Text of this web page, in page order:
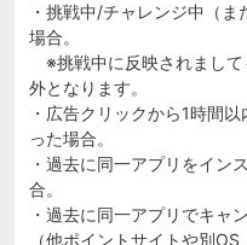
・挑戦中/チャレンジ中（
場合。
※挑戦中に反映されまして
外となります。
・広告クリックから1時間
った場合。
・過去に同一アプリをイン
合。
・過去に同一アプリでキャ
（他ポイントサイトや別OS